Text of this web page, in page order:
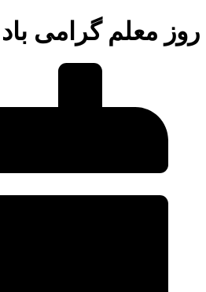
روز معلم گرامی باد